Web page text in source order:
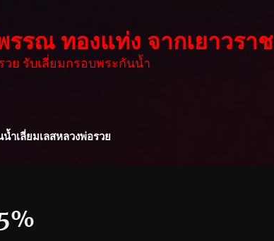
รณ ทองแท่ง จากเยาวราช
ย รับเลี่ยมกรอบพระกันน้ำ
น้ำเลี่ยมเลสหลวงพ่อรวย